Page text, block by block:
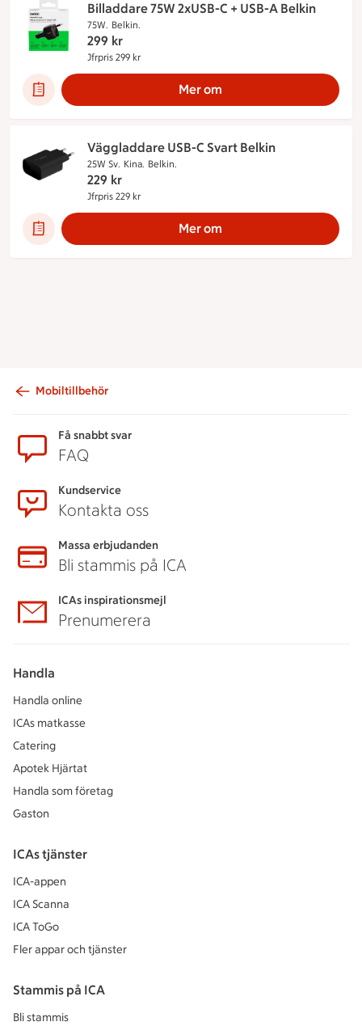
Billaddare 75W 2xUSB-C + USB-A Belkin
75W. Belkin.
299 kr
Jfrpris 299 kr
Mer om
Väggladdare USB-C Svart Belkin
25W Sv. Kina. Belkin.
229 kr
Jfrpris 229 kr
Mer om
Mobiltillbehör
Få snabbt svar
FAQ
Kundservice
Kontakta oss
Massa erbjudanden
Bli stammis på ICA
ICAs inspirationsmejl
Prenumerera
Handla
Handla online
ICAs matkasse
Catering
Apotek Hjärtat
Handla som företag
Gaston
ICAs tjänster
ICA-appen
ICA Scanna
ICA ToGo
Fler appar och tjänster
Stammis på ICA
Bli stammis